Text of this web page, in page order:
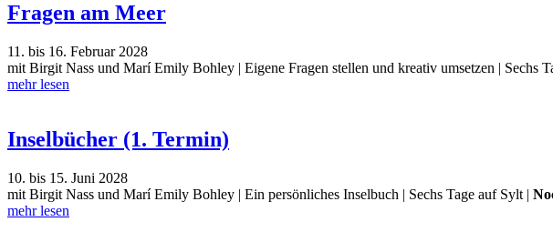
Fragen am Meer
11. bis 16. Februar 2028
mit Birgit Nass und Marí Emily Bohley | Eigene Fragen stellen und kreativ umsetzen | Sechs
mehr lesen
Inselbücher (1. Termin)
10. bis 15. Juni 2028
mit Birgit Nass und Marí Emily Bohley | Ein persönliches Inselbuch | Sechs Tage auf Sylt |
mehr lesen